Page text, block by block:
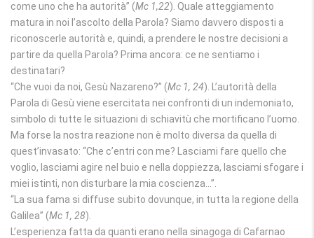
come uno che ha autorità” (Mc 1,22). Quale atteggiamento
matura in noi l’ascolto della Parola? Siamo davvero disposti a
riconoscerle autorità e, quindi, a prendere le nostre decisioni a
partire da quella Parola? Prima ancora: ce ne sentiamo i
destinatari?
“Che vuoi da noi, Gesù Nazareno?” (Mc 1, 24). L’autorità della
Parola di Gesù viene esercitata nei confronti di un indemoniato,
simbolo di tutte le situazioni di schiavitù che mortificano l’uomo.
Ma forse la nostra reazione non è molto diversa da quella di
quest’invasato: “Che c’entri con me? Lasciami fare quello che
voglio, lasciami agire nel buio e nella doppiezza, lasciami sfogare i
miei istinti, non disturbare la mia coscienza…”.
“La sua fama si diffuse subito dovunque, in tutta la regione della
Galilea” (Mc 1, 28).
L’esperienza fatta da quanti erano nella sinagoga di Cafarnao